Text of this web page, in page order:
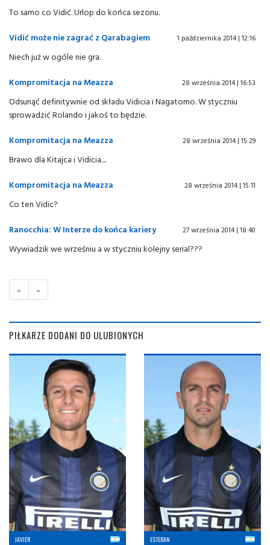
To samo co Vidić. Urlop do końca sezonu.
Vidić może nie zagrać z Qarabagiem
1 października 2014 | 12:16
Niech już w ogóle nie gra.
Kompromitacja na Meazza
28 września 2014 | 16:53
Odsunąć definitywnie od składu Vidicia i Nagatomo. W styczniu
sprowadzić Rolando i jakoś to będzie.
Kompromitacja na Meazza
28 września 2014 | 15:29
Brawo dla Kitajca i Vidicia....
Kompromitacja na Meazza
28 września 2014 | 15:11
Co ten Vidic?
Ranocchia: W Interze do końca kariery
27 września 2014 | 18:40
Wywiadzik we wrześniu a w styczniu kolejny serial???
« »
PIŁKARZE DODANI DO ULUBIONYCH
JAVIER ESTEBAN